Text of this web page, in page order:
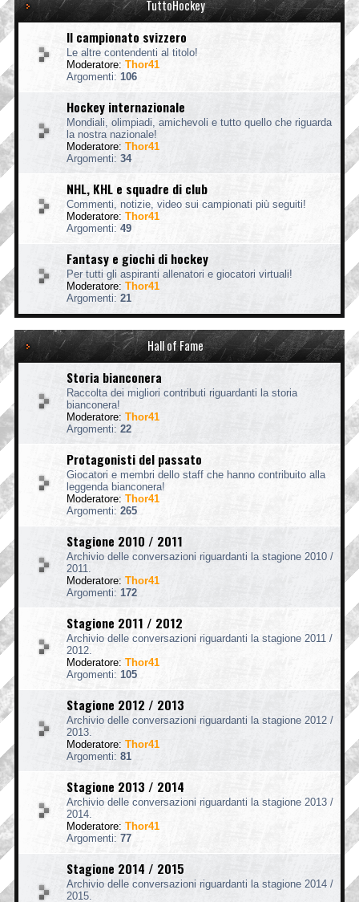
TuttoHockey
Il campionato svizzero
Le altre contendenti al titolo!
Moderatore: Thor41
Argomenti: 106
Hockey internazionale
Mondiali, olimpiadi, amichevoli e tutto quello che riguarda
la nostra nazionale!
Moderatore: Thor41
Argomenti: 34
NHL, KHL e squadre di club
Commenti, notizie, video sui campionati più seguiti!
Moderatore: Thor41
Argomenti: 49
Fantasy e giochi di hockey
Per tutti gli aspiranti allenatori e giocatori virtuali!
Moderatore: Thor41
Argomenti: 21
Hall of Fame
Storia bianconera
Raccolta dei migliori contributi riguardanti la storia
bianconera!
Moderatore: Thor41
Argomenti: 22
Protagonisti del passato
Giocatori e membri dello staff che hanno contribuito alla
leggenda bianconera!
Moderatore: Thor41
Argomenti: 265
Stagione 2010 / 2011
Archivio delle conversazioni riguardanti la stagione 2010 /
2011.
Moderatore: Thor41
Argomenti: 172
Stagione 2011 / 2012
Archivio delle conversazioni riguardanti la stagione 2011 /
2012.
Moderatore: Thor41
Argomenti: 105
Stagione 2012 / 2013
Archivio delle conversazioni riguardanti la stagione 2012 /
2013.
Moderatore: Thor41
Argomenti: 81
Stagione 2013 / 2014
Archivio delle conversazioni riguardanti la stagione 2013 /
2014.
Moderatore: Thor41
Argomenti: 77
Stagione 2014 / 2015
Archivio delle conversazioni riguardanti la stagione 2014 /
2015.